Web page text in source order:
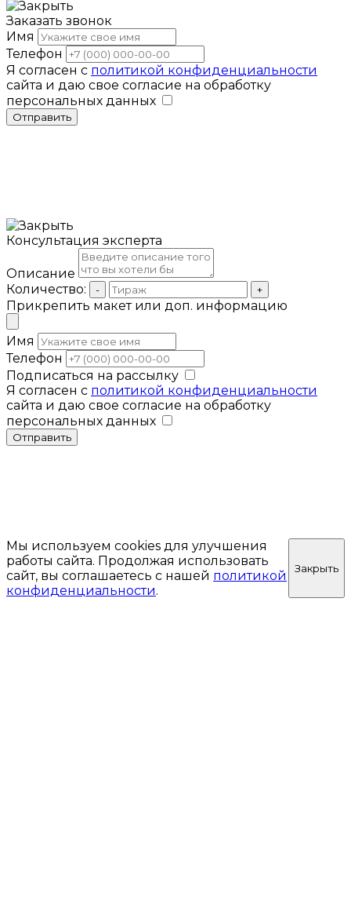
Заказать звонок
Имя
Телефон
Я согласен с политикой конфиденциальности
сайта и даю свое согласие на обработку
персональных данных
Отправить
Консультация эксперта
Описание
Количество:
- +
Прикрепить макет или доп. информацию
Имя
Телефон
Подписаться на рассылку
Я согласен с политикой конфиденциальности
сайта и даю свое согласие на обработку
персональных данных
Отправить
Мы используем cookies для улучшения
работы сайта. Продолжая использовать
сайт, вы соглашаетесь с нашей политикой
конфиденциальности.
Закрыть